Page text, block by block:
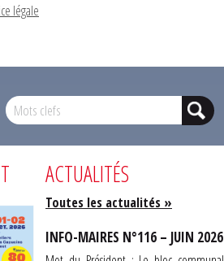
légale
ACTUALITÉS
Toutes les actualités »
INFO-MAIRES N°116 – JUIN 2026